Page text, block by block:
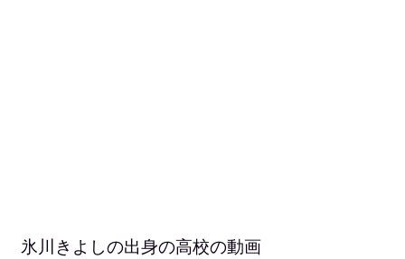
氷川きよしの出身の高校の動画